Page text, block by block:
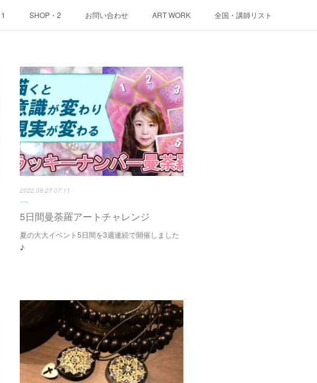
SHOP・2 お問い合わせ ART WORK 全国・講師リスト
2022.08.27 07:11
5日間曼荼羅アートチャレンジ
夏の大大イベント5日間を3週連続で開催しました
♪